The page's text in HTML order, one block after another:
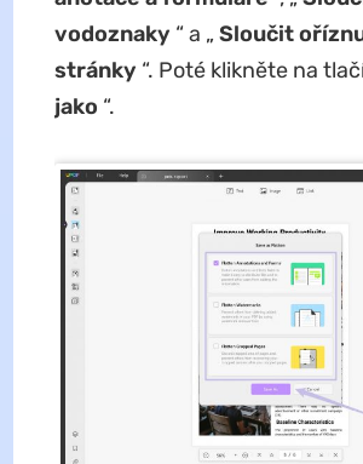
vodoznaky “ a „ Sloučit
stránky “. Poté klikněte na
jako “.